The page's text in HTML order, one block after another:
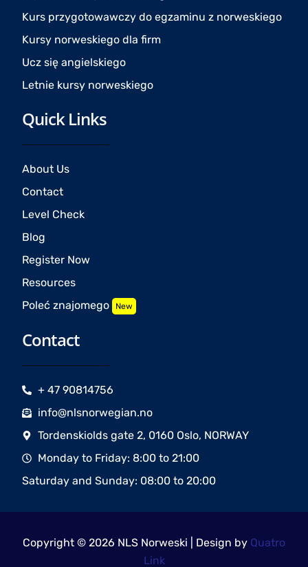
Kurs przygotowawczy do egzaminu z norweskiego
Kursy norweskiego dla firm
Ucz się angielskiego
Letnie kursy norweskiego
Quick Links
About Us
Contact
Level Check
Blog
Register Now
Resources
Poleć znajomego New
Contact
+ 47 90814756
info@nlsnorwegian.no
Tordenskiolds gate 2, 0160 Oslo, NORWAY
Monday to Friday: 8:00 to 21:00
Saturday and Sunday: 08:00 to 20:00
Copyright © 2026 NLS Norweski | Design by Quatro
Link